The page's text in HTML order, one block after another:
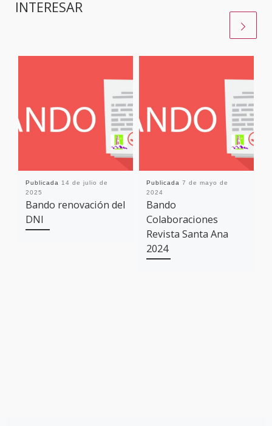
INTERESAR
Publicada
14 de julio de
2025
Bando renovación del
DNI
Publicada 7 de mayo de
2024
Bando
Colaboraciones
Revista Santa Ana
2024